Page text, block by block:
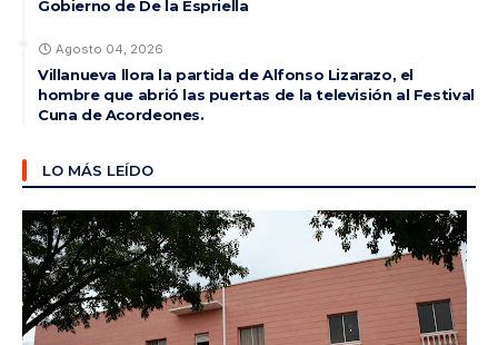
Gobierno de De la Espriella
Agosto 04, 2026
Villanueva llora la partida de Alfonso Lizarazo, el
hombre que abrió las puertas de la televisión al Festival
Cuna de Acordeones.
LO MÁS LEÍDO